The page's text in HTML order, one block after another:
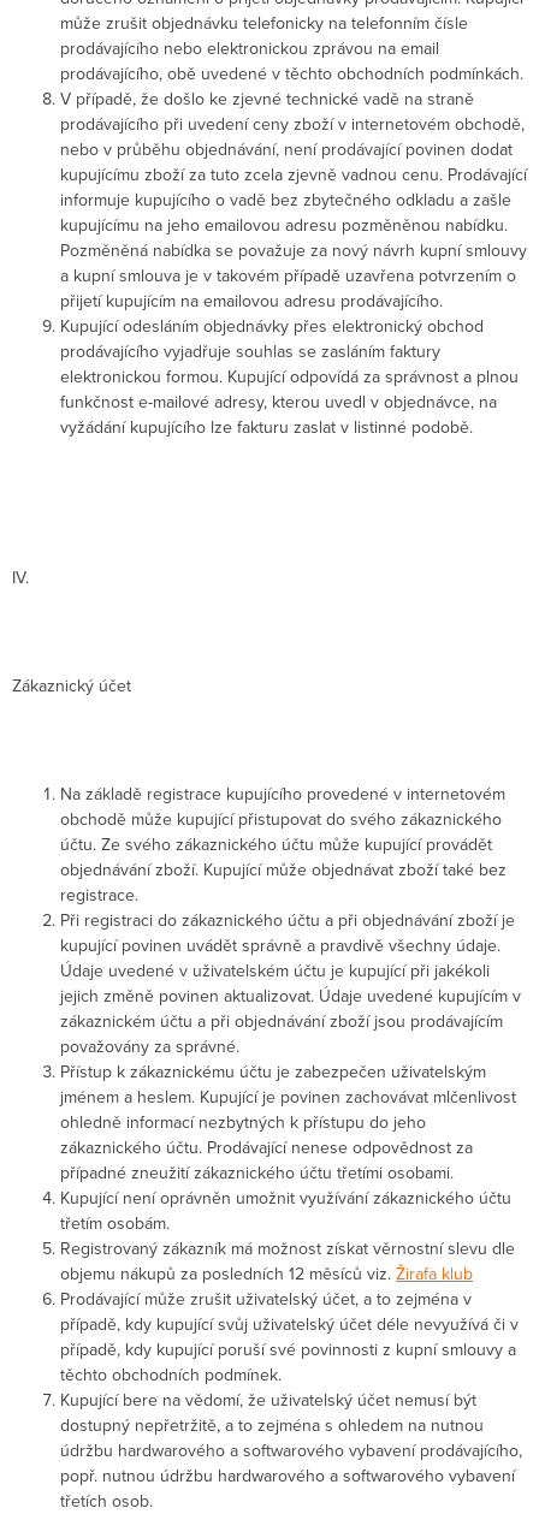
může zrušit objednávku telefonicky na telefonním čísle
prodávajícího nebo elektronickou zprávou na email
prodávajícího, obě uvedené v těchto obchodních podmínkách.
V případě, že došlo ke zjevné technické vadě na straně
prodávajícího při uvedení ceny zboží v internetovém obchodě,
nebo v průběhu objednávání, není prodávající povinen dodat
kupujícímu zboží za tuto zcela zjevně vadnou cenu. Prodávající
informuje kupujícího o vadě bez zbytečného odkladu a zašle
kupujícímu na jeho emailovou adresu pozměněnou nabídku.
Pozměněná nabídka se považuje za nový návrh kupní smlouvy
a kupní smlouva je v takovém případě uzavřena potvrzením o
přijetí kupujícím na emailovou adresu prodávajícího.
Kupující odesláním objednávky přes elektronický obchod
prodávajícího vyjadřuje souhlas se zasláním faktury
elektronickou formou. Kupující odpovídá za správnost a plnou
funkčnost e-mailové adresy, kterou uvedl v objednávce, na
vyžádání kupujícího lze fakturu zaslat v listinné podobě.
IV.
Zákaznický účet
Na základě registrace kupujícího provedené v internetovém
obchodě může kupující přistupovat do svého zákaznického
účtu. Ze svého zákaznického účtu může kupující provádět
objednávání zboží. Kupující může objednávat zboží také bez
registrace.
Při registraci do zákaznického účtu a při objednávání zboží je
kupující povinen uvádět správně a pravdivě všechny údaje.
Údaje uvedené v uživatelském účtu je kupující při jakékoli
jejich změně povinen aktualizovat. Údaje uvedené kupujícím v
zákaznickém účtu a při objednávání zboží jsou prodávajícím
považovány za správné.
Přístup k zákaznickému účtu je zabezpečen uživatelským
jménem a heslem. Kupující je povinen zachovávat mlčenlivost
ohledně informací nezbytných k přístupu do jeho
zákaznického účtu. Prodávající nenese odpovědnost za
případné zneužití zákaznického účtu třetími osobami.
Kupující není oprávněn umožnit využívání zákaznického účtu
třetím osobám.
Registrovaný zákazník má možnost získat věrnostní slevu dle
objemu nákupů za posledních 12 měsíců viz. Žirafa klub
Prodávající může zrušit uživatelský účet, a to zejména v
případě, kdy kupující svůj uživatelský účet déle nevyužívá či v
případě, kdy kupující poruší své povinnosti z kupní smlouvy a
těchto obchodních podmínek.
Kupující bere na vědomí, že uživatelský účet nemusí být
dostupný nepřetržitě, a to zejména s ohledem na nutnou
údržbu hardwarového a softwarového vybavení prodávajícího,
popř. nutnou údržbu hardwarového a softwarového vybavení
třetích osob.